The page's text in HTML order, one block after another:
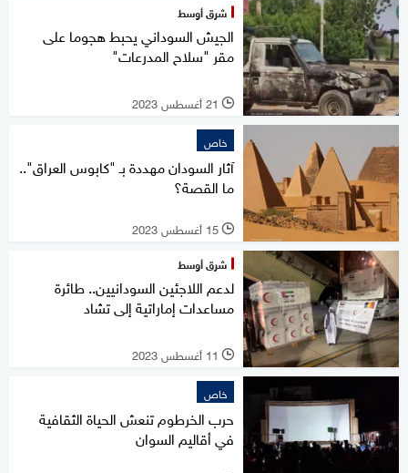
شرق أوسط
الجيش السوداني يحبط هجوما على
مقر "سلاح المدرعات"
l 21 أغسطس 2023
خاص
آثار السودان مهددة بـ "كابوس العراق"..
ما القصة؟
l 15 أغسطس 2023
شرق أوسط
لدعم اللاجئين السودانيين.. طائرة
مساعدات إماراتية إلى تشاد
l 11 أغسطس 2023
خاص
حرب الخرطوم تنعش الحياة الثقافية
في أقاليم السوان